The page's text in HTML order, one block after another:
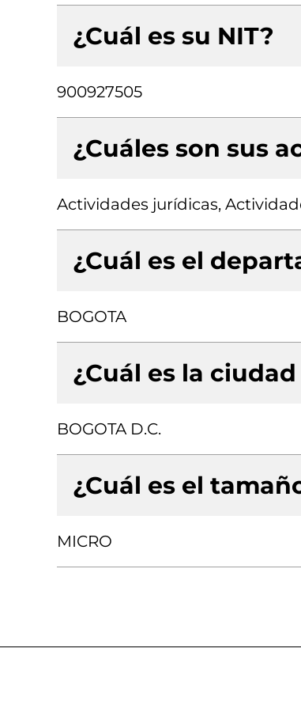
¿Cuál es su NIT?
900927505
¿Cuáles son sus
Actividades jurídicas,
¿Cuál es el
BOGOTA
¿Cuál es la
BOGOTA D.C.
¿Cuál es el
MICRO